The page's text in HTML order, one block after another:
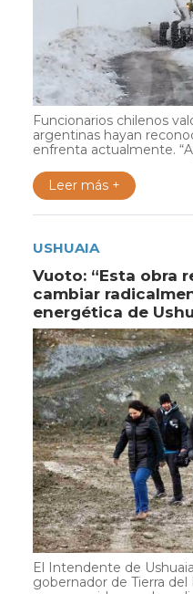
Funcionarios chilenos
argentinas hayan
enfrenta actualmente.
Leer más +
USHUAIA
Vuoto: “Esta obra
cambiar
energética de
El Intendente de
gobernador de Tierra